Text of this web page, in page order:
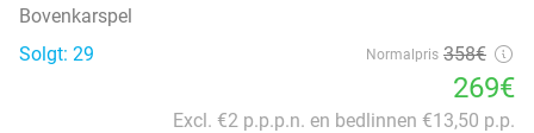
Bovenkarspel
Solgt: 29
Normalpris 358€
269€
Excl. €2 p.p.p.n. en bedlinnen €13,50 p.p.